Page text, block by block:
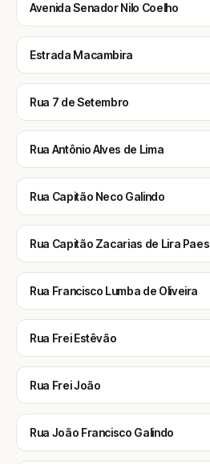
Avenida Senador Nilo Coelho
Estrada Macambira
Rua 7 de Setembro
Rua Antônio Alves de Lima
Rua Capitão Neco Galindo
Rua Capitão Zacarias de Lira Paes
Rua Francisco Lumba de Oliveira
Rua Frei Estêvão
Rua Frei João
Rua João Francisco Galindo